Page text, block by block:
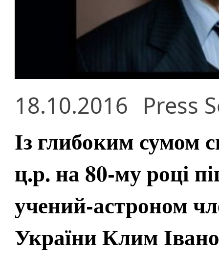
18.10.2016 Press
Із глибоким сумом
ц.р. на 80-му році
учений-астроном
України Клим